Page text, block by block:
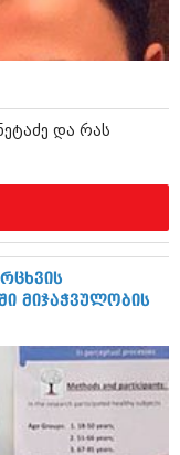
და რას
მიჯაჭვულობის